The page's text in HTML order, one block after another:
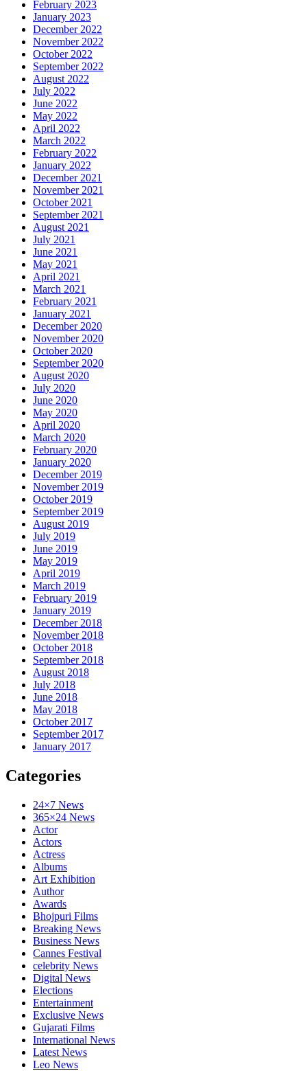
February 2023
January 2023
December 2022
November 2022
October 2022
September 2022
August 2022
July 2022
June 2022
May 2022
April 2022
March 2022
February 2022
January 2022
December 2021
November 2021
October 2021
September 2021
August 2021
July 2021
June 2021
May 2021
April 2021
March 2021
February 2021
January 2021
December 2020
November 2020
October 2020
September 2020
August 2020
July 2020
June 2020
May 2020
April 2020
March 2020
February 2020
January 2020
December 2019
November 2019
October 2019
September 2019
August 2019
July 2019
June 2019
May 2019
April 2019
March 2019
February 2019
January 2019
December 2018
November 2018
October 2018
September 2018
August 2018
July 2018
June 2018
May 2018
October 2017
September 2017
January 2017
Categories
24×7 News
365×24 News
Actor
Actors
Actress
Albums
Art Exhibition
Author
Awards
Bhojpuri Films
Breaking News
Business News
Cannes Festival
celebrity News
Digital News
Elections
Entertainment
Exclusive News
Gujarati Films
International News
Latest News
Leo News